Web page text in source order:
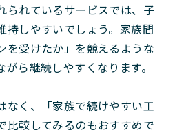
られているサービスでは、子
持しやすいでしょう。家族間
を受けたか」を競えるような
ら継続しやすくなります。
なく、「家族で続けやすい工
比較してみるのもおすすめで